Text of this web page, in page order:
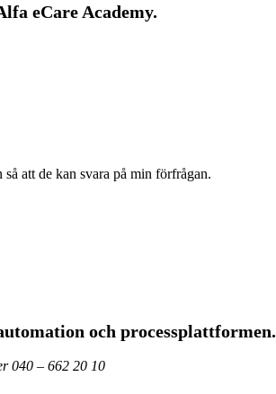
eCare Academy.
att de kan svara på min förfrågan.
och processplattformen.
040 – 662 20 10